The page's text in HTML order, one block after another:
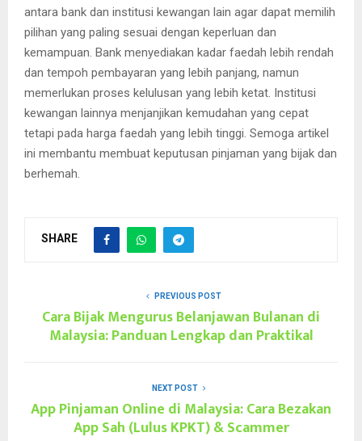
antara bank dan institusi kewangan lain agar dapat memilih
pilihan yang paling sesuai dengan keperluan dan
kemampuan. Bank menyediakan kadar faedah lebih rendah
dan tempoh pembayaran yang lebih panjang, namun
memerlukan proses kelulusan yang lebih ketat. Institusi
kewangan lainnya menjanjikan kemudahan yang cepat
tetapi pada harga faedah yang lebih tinggi. Semoga artikel
ini membantu membuat keputusan pinjaman yang bijak dan
berhemah.
SHARE
PREVIOUS POST
Cara Bijak Mengurus Belanjawan Bulanan di
Malaysia: Panduan Lengkap dan Praktikal
NEXT POST
App Pinjaman Online di Malaysia: Cara Bezakan
App Sah (Lulus KPKT) & Scammer